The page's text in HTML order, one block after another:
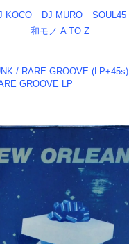
KOCO DJ MURO SOUL45
和モノ A TO Z
/ RARE GROOVE (LP+45s)
GROOVE LP